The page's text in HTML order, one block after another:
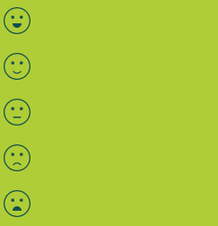
Bewertung auswählen